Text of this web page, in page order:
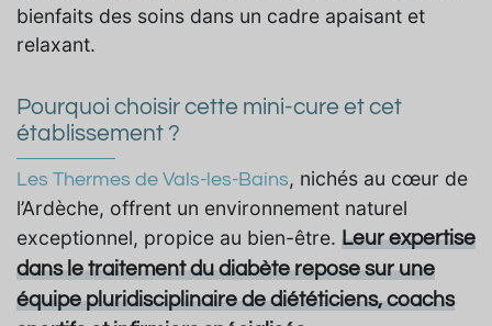
bienfaits des soins dans un cadre apaisant et
relaxant.
Pourquoi choisir cette mini-cure et cet
établissement ?
Les Thermes de Vals-les-Bains, nichés au cœur de
l’Ardèche, offrent un environnement naturel
exceptionnel, propice au bien-être. Leur expertise
dans le traitement du diabète repose sur une
équipe pluridisciplinaire de diététiciens, coachs